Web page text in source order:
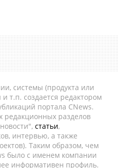
системы (продукта или
т.п. создается редактором
портала CNews.
редакционных разделов
статьи,
интервью, а также
Таким образом, чем
было с именем компании
информативен профиль.